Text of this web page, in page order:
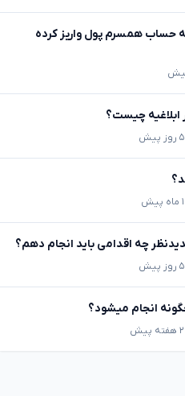
حساب همسرم پول واریز کرده
چیست؟
۵ روز پیش
۱ ماه پیش
چه اقدامی باید انجام دهم؟
۵ روز پیش
انجام میشود؟
۲ هفته پیش